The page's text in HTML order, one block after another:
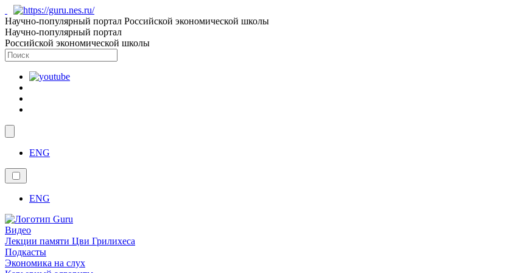
Научно-популярный портал Российской экономической школы
Научно-популярный портал
Российской экономической школы
ENG
ENG
Видео
Лекции памяти Цви Грилихеса
Подкасты
Экономика на слух